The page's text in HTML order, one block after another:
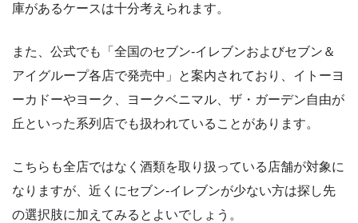
庫があるケースは十分考えられます。
また、公式でも「全国のセブン‐イレブンおよびセブン＆
アイグループ各店で発売中」と案内されており、イトーヨ
ーカドーやヨーク、ヨークベニマル、ザ・ガーデン自由が
丘といった系列店でも扱われていることがあります。
こちらも全店ではなく酒類を取り扱っている店舗が対象に
なりますが、近くにセブン‐イレブンが少ない方は探し先
の選択肢に加えてみるとよいでしょう。